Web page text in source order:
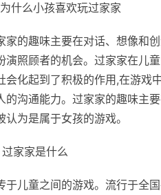
什么小孩喜欢玩过家家
家的趣味主要在对话、想像和
演照顾者的机会。过家家在儿
会化起到了积极的作用,在游戏
的沟通能力。过家家的趣味主
认为是属于女孩的游戏。
家家是什么
于儿童之间的游戏。流行于全